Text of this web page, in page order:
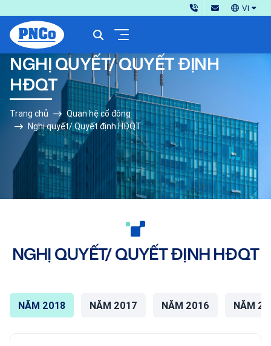
VI
NGHỊ QUYẾT/ QUYẾT ĐỊNH
HĐQT
Trang chủ
Quan hệ cổ đông
Nghị quyết/ Quyết định HĐQT
NGHỊ QUYẾT/ QUYẾT ĐỊNH HĐQT
NĂM 2018 NĂM 2017 NĂM 2016 NĂM